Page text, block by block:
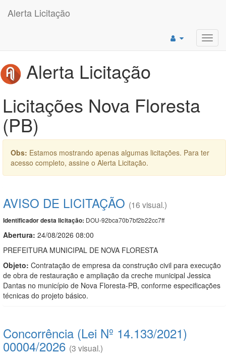
Alerta Licitação
Alerta Licitação
Licitações Nova Floresta
(PB)
Obs: Estamos mostrando apenas algumas licitações. Para ter
acesso completo, assine o Alerta Licitação.
AVISO DE LICITAÇÃO (16 visual.)
Identificador desta licitação: DOU-92bca70b7bf2b22cc7ff
Abertura: 24/08/2026 08:00
PREFEITURA MUNICIPAL DE NOVA FLORESTA
Objeto: Contratação de empresa da construção civil para execução
de obra de restauração e ampliação da creche municipal Jessica
Dantas no município de Nova Floresta-PB, conforme especificações
técnicas do projeto básico.
Concorrência (Lei Nº 14.133/2021)
00004/2026 (3 visual.)